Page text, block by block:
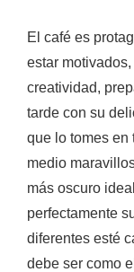
El café es
estar
creatividad,
tarde con su
que lo tomes en
medio
más oscuro
perfectamente
diferentes esté
debe ser como